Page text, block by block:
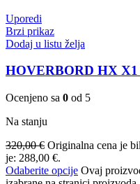
Uporedi
Brzi prikaz
Dodaj u listu želja
HOVERBORD HX
Ocenjeno sa 0 od 5
Na stanju
320,00€ Originalna cena je
je: 288,00 €.
Odaberite opcije Ovaj